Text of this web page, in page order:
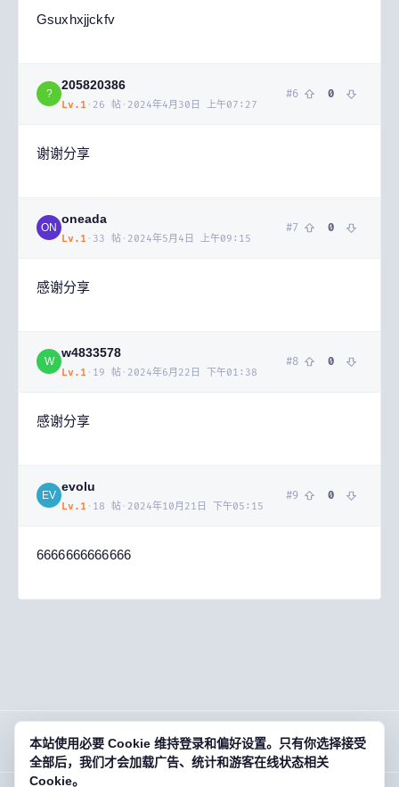
本站使用必要 Cookie 维持登录和偏好设置。只有你选择接受
全部后，我们才会加载广告、统计和游客在线状态相关
Cookie。
Gsuxhxjjckfv
?
205820386
Lv. 1 · 26 帖 · 2024年4月30日 上午07:27
#6 0
谢谢分享
ON
oneada
Lv. 1 · 33 帖 · 2024年5月4日 上午09:15
#7 0
感谢分享
W
w4833578
Lv. 1 · 19 帖 · 2024年6月22日 下午01:38
#8 0
感谢分享
EV
evolu
Lv. 1 · 18 帖 · 2024年10月21日 下午05:15
#9 0
6666666666666
OG01· 欧基零壹